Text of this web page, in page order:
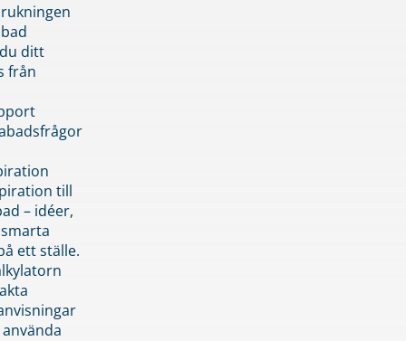
ditt
från
till
– idéer,
ett ställe.